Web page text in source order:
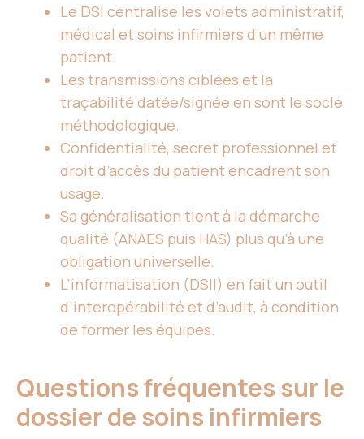
Le DSI centralise les volets administratif,
médical et soins infirmiers d’un même
patient.
Les transmissions ciblées et la
traçabilité datée/signée en sont le socle
méthodologique.
Confidentialité, secret professionnel et
droit d’accès du patient encadrent son
usage.
Sa généralisation tient à la démarche
qualité (ANAES puis HAS) plus qu’à une
obligation universelle.
L’informatisation (DSII) en fait un outil
d’interopérabilité et d’audit, à condition
de former les équipes.
Questions fréquentes sur le
dossier de soins infirmiers